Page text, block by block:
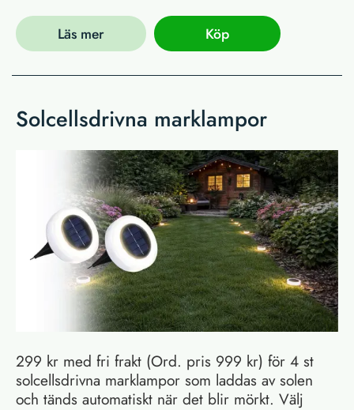
Läs mer Köp
Solcellsdrivna marklampor
299 kr med fri frakt (Ord. pris 999 kr) för 4 st
solcellsdrivna marklampor som laddas av solen
och tänds automatiskt när det blir mörkt. Välj